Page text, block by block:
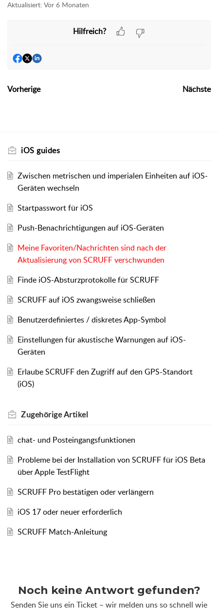
Aktualisiert: Vor 6 Monaten
Hilfreich?
Vorherige Nächste
iOS guides
Zwischen metrischen und imperialen Einheiten auf iOS-
Geräten wechseln
Startpasswort für iOS
Push-Benachrichtigungen auf iOS-Geräten
Meine Favoriten/Nachrichten sind nach der
Aktualisierung von SCRUFF verschwunden
Finde iOS-Absturzprotokolle für SCRUFF
SCRUFF auf iOS zwangsweise schließen
Benutzerdefiniertes / diskretes App-Symbol
Einstellungen für akustische Warnungen auf iOS-
Geräten
Erlaube SCRUFF den Zugriff auf den GPS-Standort
(iOS)
ZugehörigeArtikel
chat- und Posteingangsfunktionen
Probleme bei der Installation von SCRUFF für iOS Beta
über Apple TestFlight
SCRUFF Pro bestätigen oder verlängern
iOS 17 oder neuer erforderlich
SCRUFF Match-Anleitung
Noch keine Antwort gefunden?
Senden Sie uns ein Ticket – wir melden uns so schnell wie